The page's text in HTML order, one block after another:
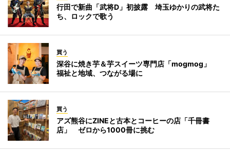
行田で新曲「武将D」初披露 埼玉ゆかりの武将た
ち、ロックで歌う
買う
深谷に焼き芋＆芋スイーツ専門店「mogmog」
福祉と地域、つながる場に
買う
アズ熊谷にZINEと古本とコーヒーの店「千冊書
店」 ゼロから1000冊に挑む